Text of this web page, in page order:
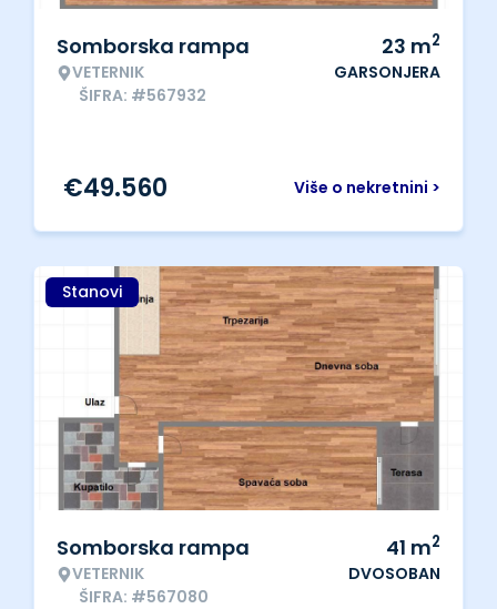
Somborska rampa
VETERNIK
ŠIFRA: #567932
23 m2
GARSONJERA
Više o nekretnini >
€49.560
Stanovi
Somborska rampa
VETERNIK
ŠIFRA: #567080
41 m2
DVOSOBAN